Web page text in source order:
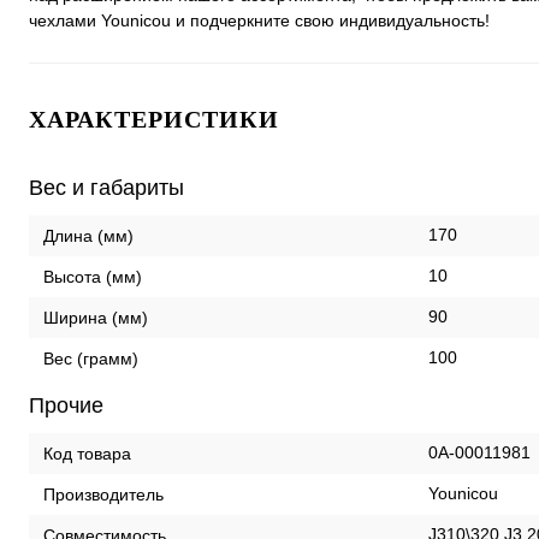
чехлами Younicou и подчеркните свою индивидуальность!
ХАРАКТЕРИСТИКИ
Вес и габариты
Длина (мм) 170
Высота (мм) 10
Ширина (мм) 90
Вес (грамм) 100
Прочие
Код товара 0А-00011981
Производитель Younicou
Совместимость J310\320 J3